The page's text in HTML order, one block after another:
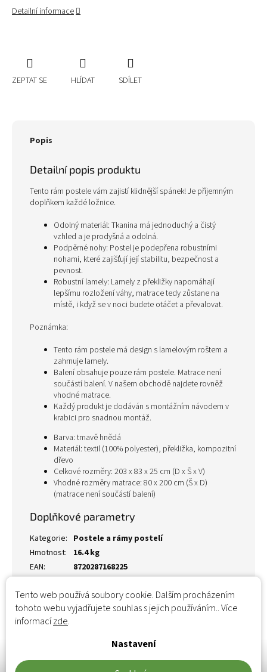
Tento web používá soubory cookie. Dalším procházením
tohoto webu vyjadřujete souhlas s jejich používáním.. Více
informacízde.
Nastavení
Detailní informace
ZEPTAT SE HLÍDAT SDÍLET
Popis
Detailní popis produktu
Tento rám postele vám zajistí klidnější spánek! Je příjemným
doplňkem každé ložnice.
Odolný materiál: Tkanina má jednoduchý a čistý
vzhled a je prodyšná a odolná.
Podpěrné nohy: Postel je podepřena robustními
nohami, které zajišťují její stabilitu, bezpečnost a
pevnost.
Robustní lamely: Lamely z překližky napomáhají
lepšímu rozložení váhy, matrace tedy zůstane na
místě, i když se v noci budete otáčet a převalovat.
Poznámka:
Tento rám postele má design s lamelovým roštem a
zahrnuje lamely.
Balení obsahuje pouze rám postele. Matrace není
součástí balení. V našem obchodě najdete rovněž
vhodné matrace.
Každý produkt je dodáván s montážním návodem v
krabici pro snadnou montáž.
Barva: tmavě hnědá
Materiál: textil (100% polyester), překližka, kompozitní
dřevo
Celkové rozměry: 203 x 83 x 25 cm (D x Š x V)
Vhodné rozměry matrace: 80 x 200 cm (Š x D)
(matrace není součástí balení)
Doplňkové parametry
Kategorie: Postele a rámy postelí
Hmotnost:
16.4 kg
EAN: 8720287168225